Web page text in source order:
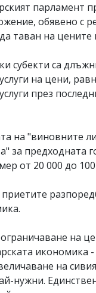
парламент
обявено с
таван на цените
субекти са
на цени,
през
на "виновните
за предходната
от 20 000 до
на
икономика -
на
нужни.